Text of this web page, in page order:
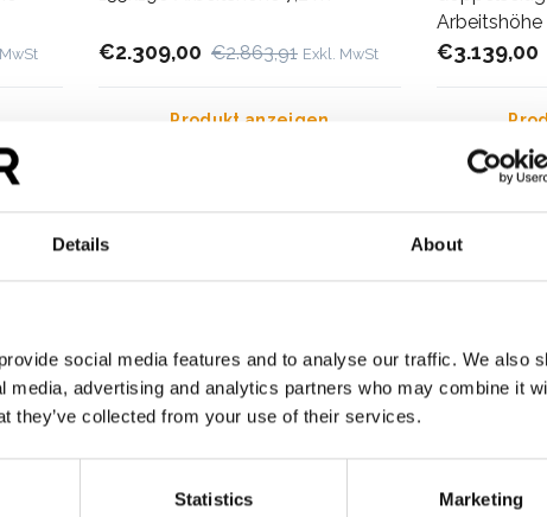
Details About
social media features and to analyse our traffic. We also
advertising and analytics partners who may combine it
they’ve collected from your use of their services.
Statistics Marketing
€2.309,00 €2.863,91 Exkl. MwSt
Produkt anzeigen
Arbeitshöhe
€3.139,00